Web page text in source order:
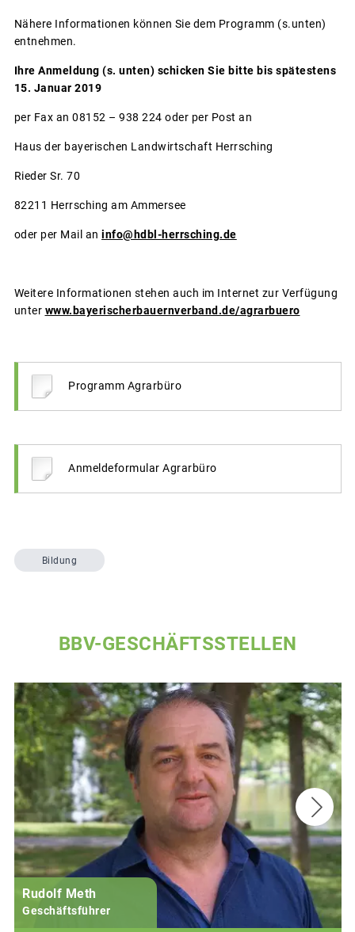
Nähere Informationen können Sie dem Programm (s.unten)
entnehmen.
Ihre Anmeldung (s. unten) schicken Sie bitte bis spätestens
15. Januar 2019
per Fax an 08152 – 938 224 oder per Post an
Haus der bayerischen Landwirtschaft Herrsching
Rieder Sr. 70
82211 Herrsching am Ammersee
oder per Mail an info@hdbl-herrsching.de
Weitere Informationen stehen auch im Internet zur Verfügung
unter www.bayerischerbauernverband.de/agrarbuero
Programm Agrarbüro
Anmeldeformular Agrarbüro
Bildung
BBV-GESCHÄFTSSTELLEN
Rudolf Meth
Geschäftsführer